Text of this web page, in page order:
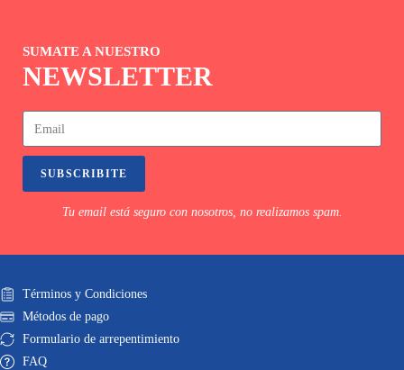
SUMATE A NUESTRO
NEWSLETTER
SUBSCRIBITE
Tu email está seguro con nosotros, no realizamos spam.
Términos y Condiciones
Métodos de pago
Formulario de arrepentimiento
FAQ